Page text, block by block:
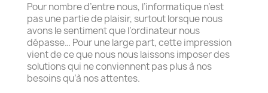
Pour nombre d’entre nous, l’informatique n’est
pas une partie de plaisir, surtout lorsque nous
avons le sentiment que l’ordinateur nous
dépasse… Pour une large part, cette impression
vient de ce que nous nous laissons imposer des
solutions qui ne conviennent pas plus à nos
besoins qu’à nos attentes.